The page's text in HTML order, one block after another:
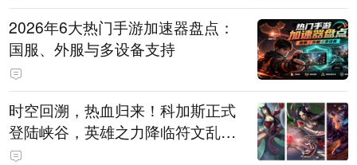
2026年6大热门手游加速器盘点：
国服、外服与多设备支持
时空回溯，热血归来！科加斯正式
登陆峡谷，英雄之力降临符文乱
斗！